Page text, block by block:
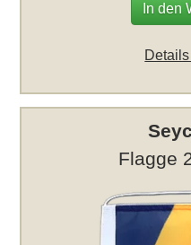
In den
Flagge